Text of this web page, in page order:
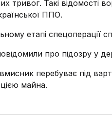
тривог. Такі відомості
ППО.
етапі спецоперації
про підозру у
перебуває під
майна.